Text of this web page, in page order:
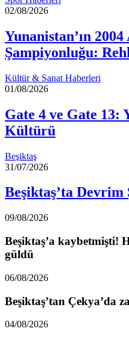
02/08/2026
Yunanistan’ın
Şampiyonluğu:
Kültür & Sanat Haberleri
01/08/2026
Gate 4 ve Gate 13:
Kültürü
Beşiktaş
31/07/2026
Beşiktaş’ta
09/08/2026
Beşiktaş’a kaybetmişti!
güldü
06/08/2026
Beşiktaş’tan Çekya’da
04/08/2026